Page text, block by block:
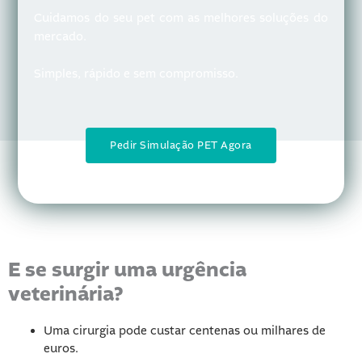
Pedir Simulação PET Agora
E se surgir uma urgência
veterinária?
Uma cirurgia pode custar centenas ou milhares de
euros.